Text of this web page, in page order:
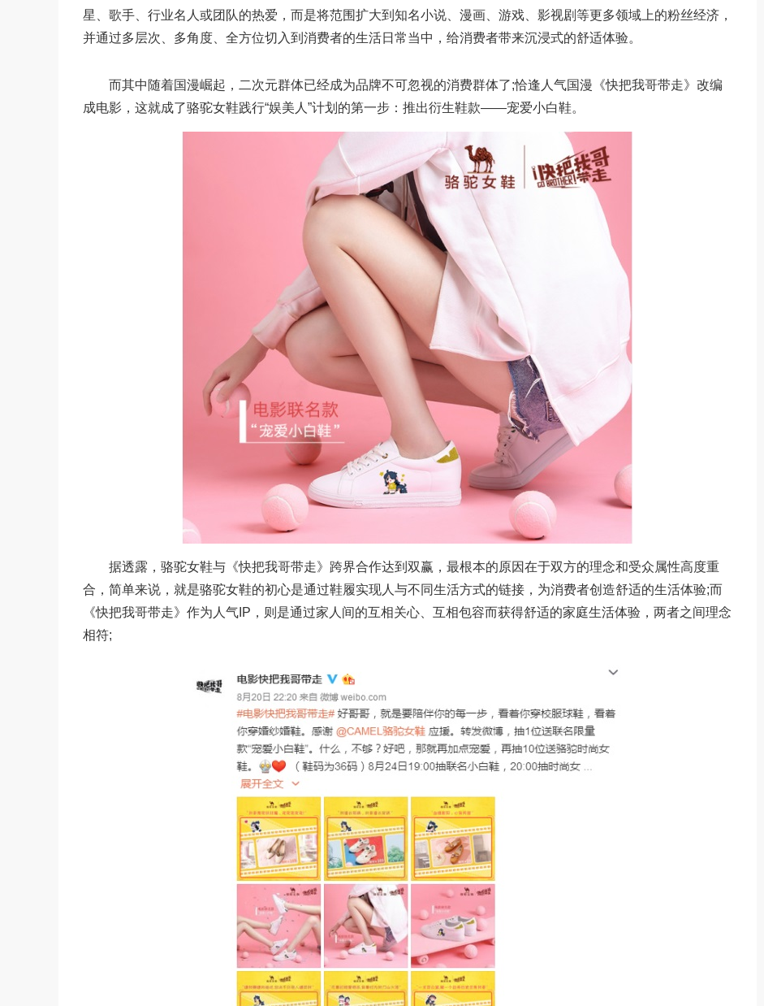
星、歌手、行业名人或团队的热爱，而是将范围扩大到知名小说、漫画、游戏、影视剧等更多领域上的粉丝经济，
并通过多层次、多角度、全方位切入到消费者的生活日常当中，给消费者带来沉浸式的舒适体验。
而其中随着国漫崛起，二次元群体已经成为品牌不可忽视的消费群体了;恰逢人气国漫《快把我哥带走》改编
成电影，这就成了骆驼女鞋践行“娱美人”计划的第一步：推出衍生鞋款——宠爱小白鞋。
据透露，骆驼女鞋与《快把我哥带走》跨界合作达到双赢，最根本的原因在于双方的理念和受众属性高度重
合，简单来说，就是骆驼女鞋的初心是通过鞋履实现人与不同生活方式的链接，为消费者创造舒适的生活体验;而
《快把我哥带走》作为人气IP，则是通过家人间的互相关心、互相包容而获得舒适的家庭生活体验，两者之间理念
相符;